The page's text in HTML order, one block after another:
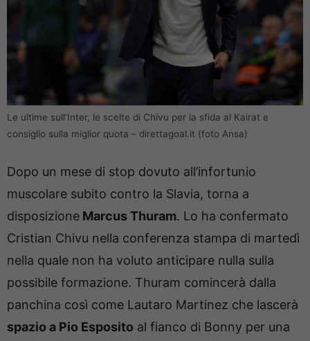
Le ultime sull’Inter, le scelte di Chivu per la sfida al Kairat e
consiglio sulla miglior quota – direttagoal.it (foto Ansa)
Dopo un mese di stop dovuto all’infortunio
muscolare subito contro la Slavia, torna a
disposizione Marcus Thuram. Lo ha confermato
Cristian Chivu nella conferenza stampa di martedì
nella quale non ha voluto anticipare nulla sulla
possibile formazione. Thuram comincerà dalla
panchina così come Lautaro Martinez che lascerà
spazio a Pio Esposito al fianco di Bonny per una